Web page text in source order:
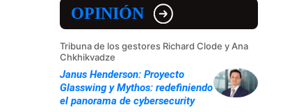
OPINIÓN
Tribuna de los gestores Richard Clode y Ana
Chkhikvadze
Janus Henderson: Proyecto
Glasswing y Mythos: redefiniendo
el panorama de cybersecurity